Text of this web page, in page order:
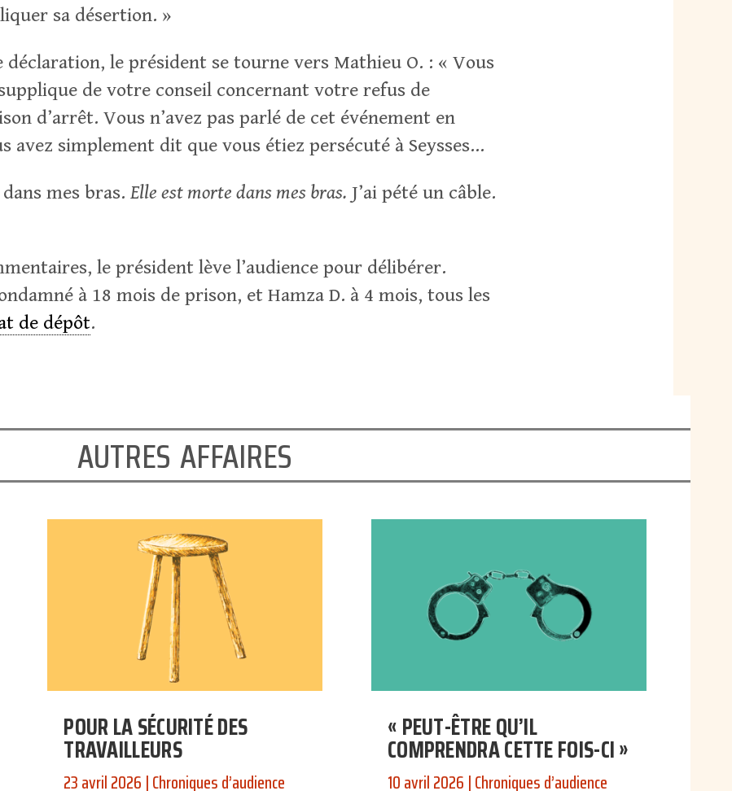
sa désertion. »
le président se tourne vers Mathieu O. : « Vous
de votre conseil concernant votre refus de
d’arrêt. Vous n’avez pas parlé de cet événement en
avez simplement dit que vous étiez persécuté à Seysses…
mes bras.Elle est morte dans mes bras. J’ai pété un câble.
le président lève l’audience pour délibérer.
à 18 mois de prison, et Hamza D. à 4 mois, tous les
de dépôt.
autres affaires
POUR LA SÉCURITÉ DES
TRAVAILLEURS
23 avril 2026 |Chroniques d’audience
« PEUT-ÊTRE QU’IL
COMPRENDRA CETTE FOIS-CI »
10 avril 2026 |Chroniques d’audience